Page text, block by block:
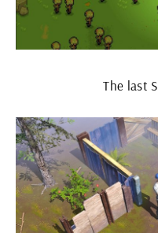
The last